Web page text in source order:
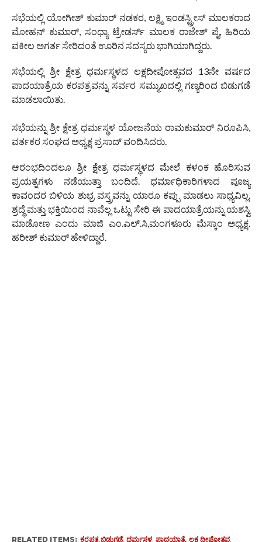
ಸಭೆಯಲ್ಲಿ ಯೋಗೀಶ್ ಕುಮಾರ್ ನಡಕರ, ಲಕ್ಷ್ಮಿ ಇಂಡಸ್ಟ್ರೀಸ್ ಮಾಲಕರಾದ
ಮೋಹನ್ ಕುಮಾರ್, ಸಂಧ್ಯಾ ಟ್ರೇಡರ್ಸ್ ಮಾಲಕ ರಾಜೇಶ್ ಪೈ, ಹಿರಿಯ
ವಕೀಲ ಅಗರ್ತ ಸೇರಿದಂತೆ ಊರಿನ ಸದಸ್ಯರು ಭಾಗಿಯಾಗಿದ್ದರು.
ಸಭೆಯಲ್ಲಿ ಶ್ರೀ ಕ್ಷೇತ್ರ ಧರ್ಮಸ್ಥಳದ ಲಕ್ಷದೀಪೋತ್ಸವದ 13ನೇ ವರ್ಷದ
ಪಾದಯಾತ್ರೆಯ ಕರಪತ್ರವನ್ನು ಸರ್ವರ ಸಮ್ಮುಖದಲ್ಲಿ ಗಣ್ಯರಿಂದ ಬಿಡುಗಡೆ
ಮಾಡಲಾಯಿತು.
ಸಭೆಯನ್ನು ಶ್ರೀ ಕ್ಷೇತ್ರ ಧರ್ಮಸ್ಥಳ ಯೋಜನೆಯ ರಾಮಕುಮಾರ್ ನಿರೂಪಿಸಿ,
ವರ್ತಕರ ಸಂಘದ ಅಧ್ಯಕ್ಷ ಪ್ರಸಾದ್ ವಂದಿಸಿದರು.
ಆರಂಭದಿಂದಲೂ ಶ್ರೀ ಕ್ಷೇತ್ರ ಧರ್ಮಸ್ಥಳದ ಮೇಲೆ ಕಳಂಕ ಹೊರಿಸುವ
ಪ್ರಯತ್ನಗಳು ನಡೆಯುತ್ತಾ ಬಂದಿದೆ. ಧರ್ಮಾಧಿಕಾರಿಗಳಾದ ಪೂಜ್ಯ
ಕಾವಂದರ ಬಿಳಿಯ ಶುಭ್ರ ವಸ್ತ್ರವನ್ನು ಯಾರೂ ಕಪ್ಪು ಮಾಡಲು ಸಾಧ್ಯವಿಲ್ಲ.
ಶ್ರದ್ಧೆ ಮತ್ತು ಭಕ್ತಿಯಿಂದ ನಾವೆಲ್ಲ ಒಟ್ಟು ಸೇರಿ ಈ ಪಾದಯಾತ್ರೆಯನ್ನು ಯಶಸ್ವಿ
ಮಾಡೋಣ ಎಂದು ಮಾಜಿ ಎಂ.ಎಲ್.ಸಿ,ಮಂಗಳೂರು ಮೆಸ್ಕಾಂ ಅಧ್ಯಕ್ಷ.
ಹರೀಶ್ ಕುಮಾರ್ ಹೇಳಿದ್ದಾರೆ.
RELATED ITEMS: ಕರಪತ್ರ ಬಿಡುಗಡೆ, ಧರ್ಮಸ್ಥಳ, ಪಾದಯಾತ್ರೆ, ಲಕ್ಷ ದೀಪೋತ್ಸವ,